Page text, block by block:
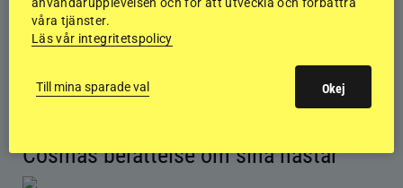
Så Fjödur från Stenholmen – tack för allt du gav, allt
du lärt mig. Jag tror aldrig jag sa det tillräckligt. Jag
tror inte det går beskriva med ord, detta va bara ett
försök. Det är så tomt utan dig här på gården. Nu får
du vila och behöver inte ha ont längre.
Cosmas berättelse om sina hästar
våra tjänster.
Läs vår integritetspolicy
Till mina sparade val Okej